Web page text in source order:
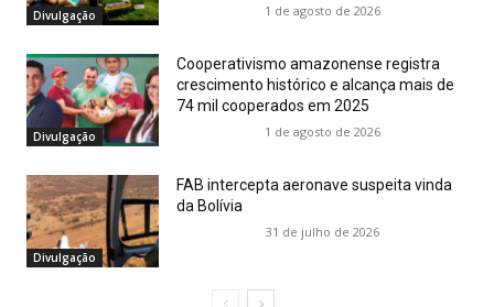
Divulgação 1 de agosto de 2026
Divulgação
Cooperativismo amazonense registra
crescimento histórico e alcança mais de
74 mil cooperados em 2025
1 de agosto de 2026
Divulgação
FAB intercepta aeronave suspeita vinda
da Bolívia
31 de julho de 2026